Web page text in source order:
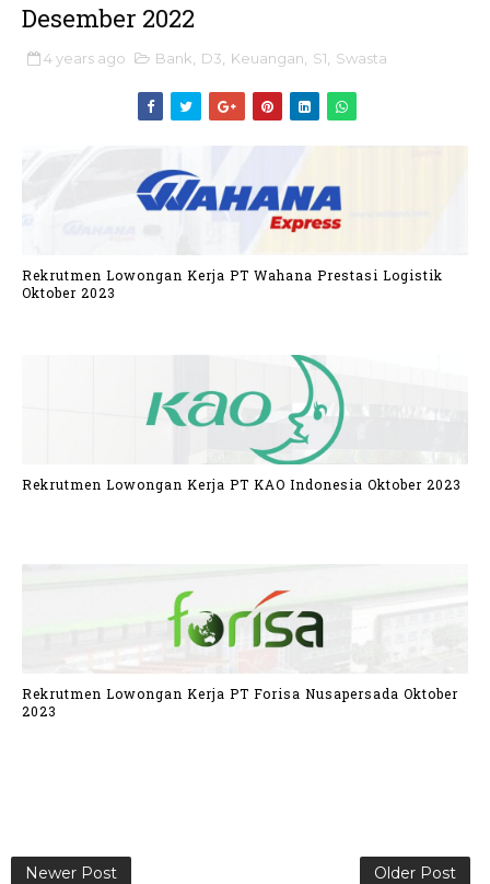
Desember 2022
4 years ago Bank D3 Keuangan S1 Swasta
Rekrutmen Lowongan Kerja PT Wahana Prestasi Logistik
Oktober 2023
Rekrutmen Lowongan Kerja PT KAO Indonesia Oktober 2023
Rekrutmen Lowongan Kerja PT Forisa Nusapersada Oktober
2023
Newer Post Older Post